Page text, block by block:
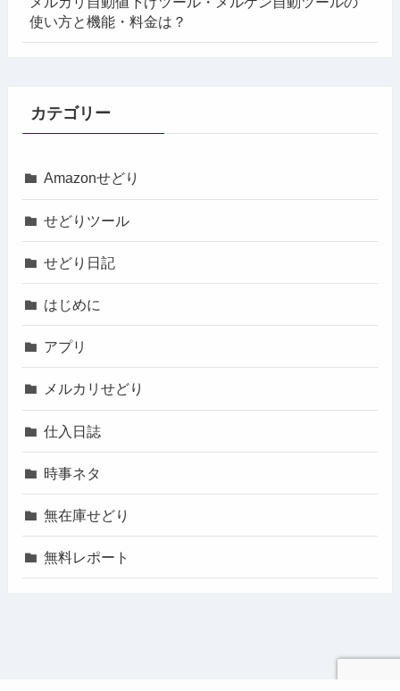
使い方と機能・料金は？
カテゴリー
Amazonせどり
せどりツール
せどり日記
はじめに
アプリ
メルカリせどり
仕入日誌
時事ネタ
無在庫せどり
無料レポート